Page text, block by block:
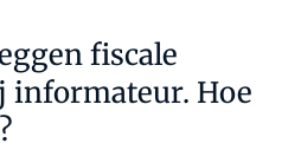
fiscale
informateur. Hoe